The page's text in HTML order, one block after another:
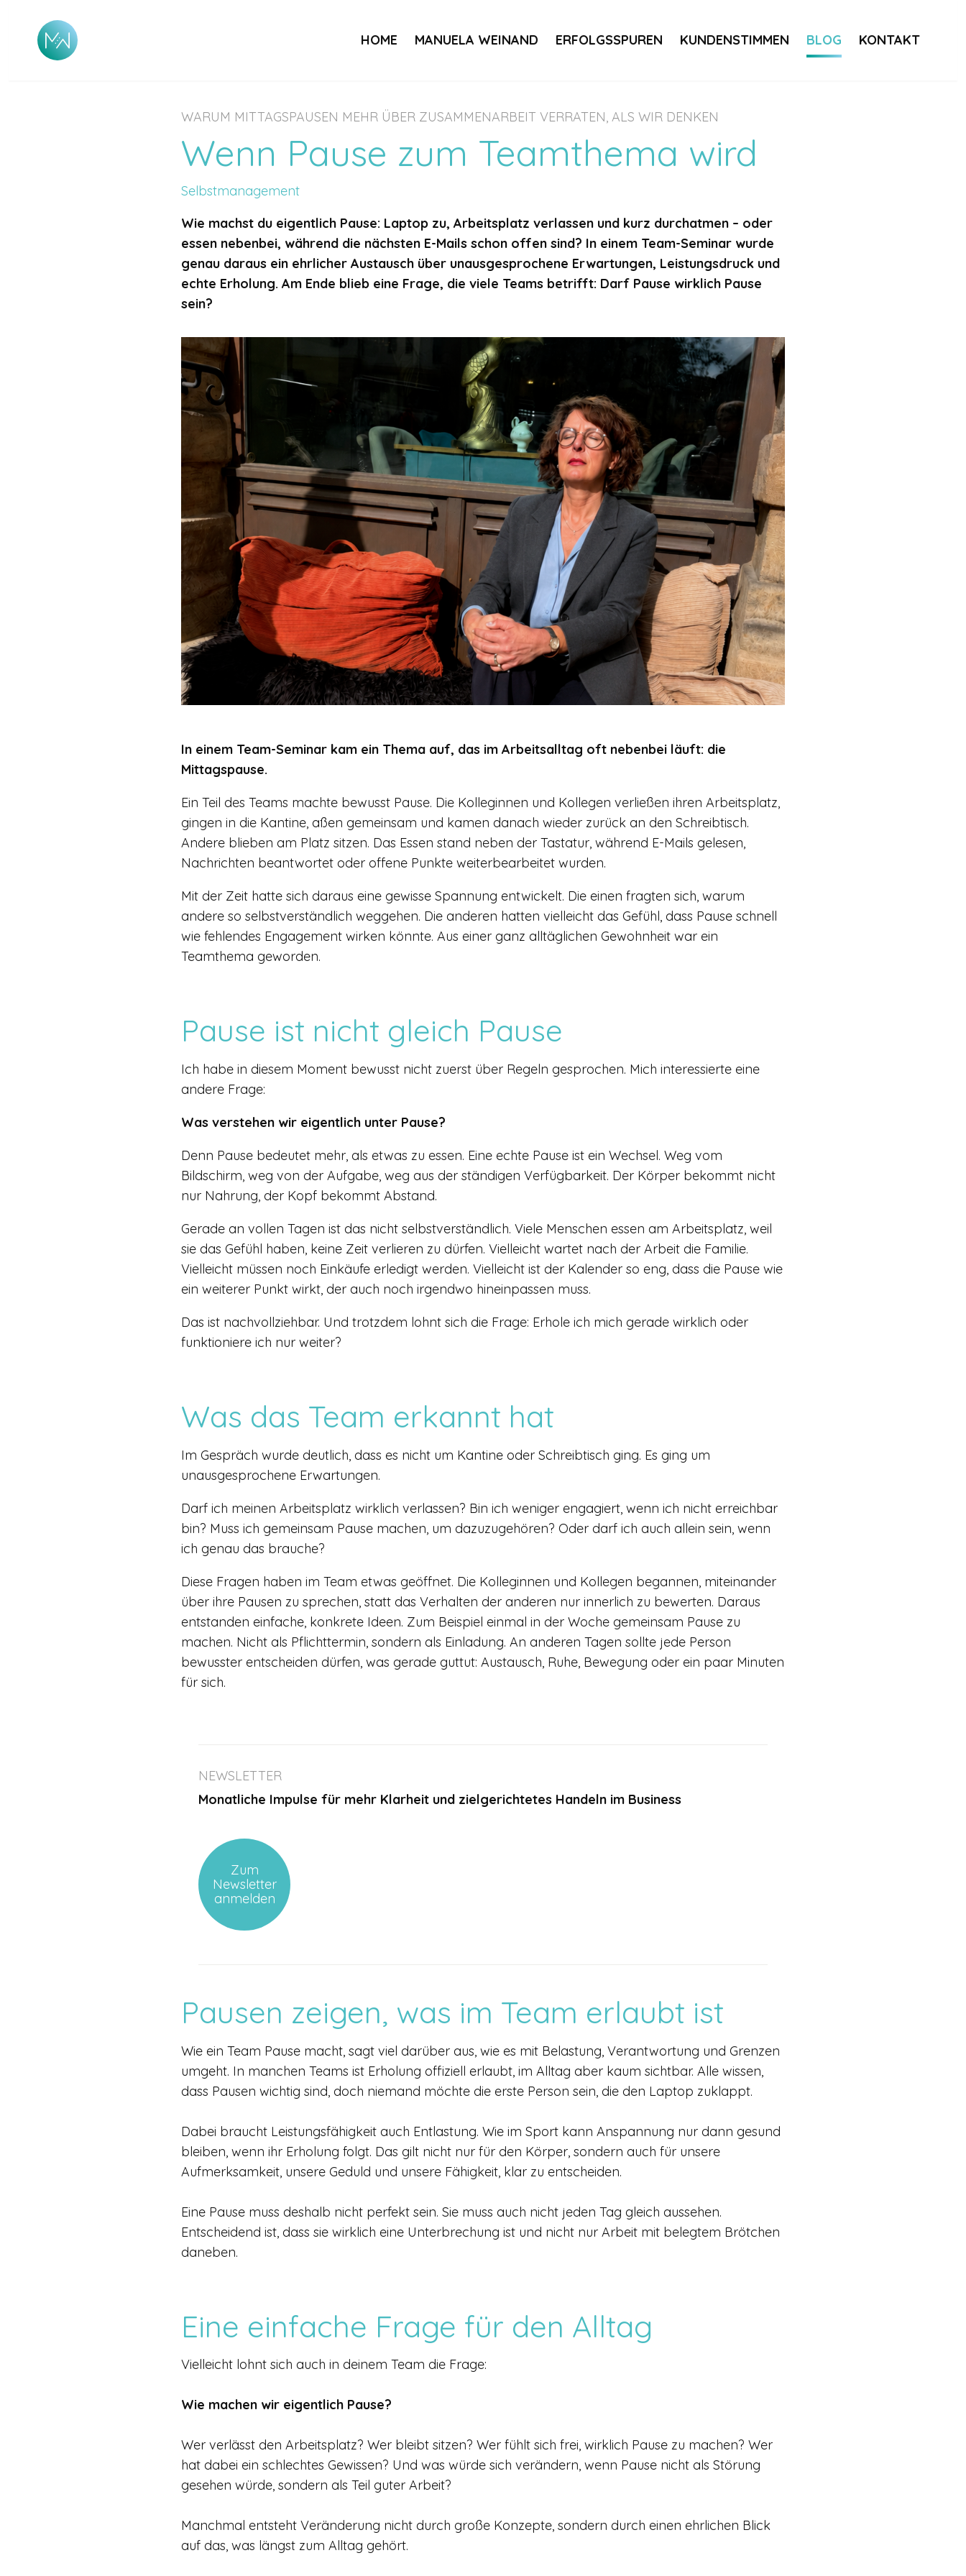
HOME MANUELA WEINAND ERFOLGSSPUREN KUNDENSTIMMEN BLOG KONTAKT
WARUM MITTAGSPAUSEN MEHR ÜBER ZUSAMMENARBEIT VERRATEN, ALS WIR DENKEN
Wenn Pause zum Teamthema wird
Selbstmanagement
Wie machst du eigentlich Pause: Laptop zu, Arbeitsplatz verlassen und kurz durchatmen – oder
essen nebenbei, während die nächsten E-Mails schon offen sind? In einem Team-Seminar wurde
genau daraus ein ehrlicher Austausch über unausgesprochene Erwartungen, Leistungsdruck und
echte Erholung. Am Ende blieb eine Frage, die viele Teams betrifft: Darf Pause wirklich Pause
sein?
In einem Team-Seminar kam ein Thema auf, das im Arbeitsalltag oft nebenbei läuft: die
Mittagspause.
Ein Teil des Teams machte bewusst Pause. Die Kolleginnen und Kollegen verließen ihren Arbeitsplatz,
gingen in die Kantine, aßen gemeinsam und kamen danach wieder zurück an den Schreibtisch.
Andere blieben am Platz sitzen. Das Essen stand neben der Tastatur, während E-Mails gelesen,
Nachrichten beantwortet oder offene Punkte weiterbearbeitet wurden.
Mit der Zeit hatte sich daraus eine gewisse Spannung entwickelt. Die einen fragten sich, warum
andere so selbstverständlich weggehen. Die anderen hatten vielleicht das Gefühl, dass Pause schnell
wie fehlendes Engagement wirken könnte. Aus einer ganz alltäglichen Gewohnheit war ein
Teamthema geworden.
Pause ist nicht gleich Pause
Ich habe in diesem Moment bewusst nicht zuerst über Regeln gesprochen. Mich interessierte eine
andere Frage:
Was verstehen wir eigentlich unter Pause?
Denn Pause bedeutet mehr, als etwas zu essen. Eine echte Pause ist ein Wechsel. Weg vom
Bildschirm, weg von der Aufgabe, weg aus der ständigen Verfügbarkeit. Der Körper bekommt nicht
nur Nahrung, der Kopf bekommt Abstand.
Gerade an vollen Tagen ist das nicht selbstverständlich. Viele Menschen essen am Arbeitsplatz, weil
sie das Gefühl haben, keine Zeit verlieren zu dürfen. Vielleicht wartet nach der Arbeit die Familie.
Vielleicht müssen noch Einkäufe erledigt werden. Vielleicht ist der Kalender so eng, dass die Pause wie
ein weiterer Punkt wirkt, der auch noch irgendwo hineinpassen muss.
Das ist nachvollziehbar. Und trotzdem lohnt sich die Frage: Erhole ich mich gerade wirklich oder
funktioniere ich nur weiter?
Was das Team erkannt hat
Im Gespräch wurde deutlich, dass es nicht um Kantine oder Schreibtisch ging. Es ging um
unausgesprochene Erwartungen.
Darf ich meinen Arbeitsplatz wirklich verlassen? Bin ich weniger engagiert, wenn ich nicht erreichbar
bin? Muss ich gemeinsam Pause machen, um dazuzugehören? Oder darf ich auch allein sein, wenn
ich genau das brauche?
Diese Fragen haben im Team etwas geöffnet. Die Kolleginnen und Kollegen begannen, miteinander
über ihre Pausen zu sprechen, statt das Verhalten der anderen nur innerlich zu bewerten. Daraus
entstanden einfache, konkrete Ideen. Zum Beispiel einmal in der Woche gemeinsam Pause zu
machen. Nicht als Pflichttermin, sondern als Einladung. An anderen Tagen sollte jede Person
bewusster entscheiden dürfen, was gerade guttut: Austausch, Ruhe, Bewegung oder ein paar Minuten
für sich.
NEWSLETTER
Monatliche Impulse für mehr Klarheit und zielgerichtetes Handeln im Business
Zum
Newsletter
anmelden
Pausen zeigen, was im Team erlaubt ist
Wie ein Team Pause macht, sagt viel darüber aus, wie es mit Belastung, Verantwortung und Grenzen
umgeht. In manchen Teams ist Erholung offiziell erlaubt, im Alltag aber kaum sichtbar. Alle wissen,
dass Pausen wichtig sind, doch niemand möchte die erste Person sein, die den Laptop zuklappt.
Dabei braucht Leistungsfähigkeit auch Entlastung. Wie im Sport kann Anspannung nur dann gesund
bleiben, wenn ihr Erholung folgt. Das gilt nicht nur für den Körper, sondern auch für unsere
Aufmerksamkeit, unsere Geduld und unsere Fähigkeit, klar zu entscheiden.
Eine Pause muss deshalb nicht perfekt sein. Sie muss auch nicht jeden Tag gleich aussehen.
Entscheidend ist, dass sie wirklich eine Unterbrechung ist und nicht nur Arbeit mit belegtem Brötchen
daneben.
Eine einfache Frage für den Alltag
Vielleicht lohnt sich auch in deinem Team die Frage:
Wie machen wir eigentlich Pause?
Wer verlässt den Arbeitsplatz? Wer bleibt sitzen? Wer fühlt sich frei, wirklich Pause zu machen? Wer
hat dabei ein schlechtes Gewissen? Und was würde sich verändern, wenn Pause nicht als Störung
gesehen würde, sondern als Teil guter Arbeit?
Manchmal entsteht Veränderung nicht durch große Konzepte, sondern durch einen ehrlichen Blick
auf das, was längst zum Alltag gehört.